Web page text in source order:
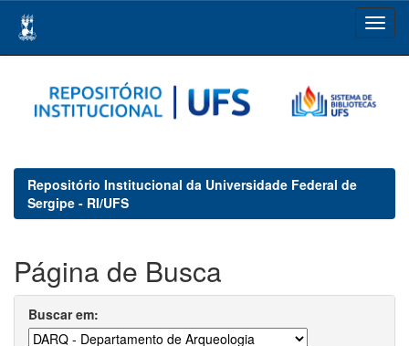
navigation
Repositório Institucional da Universidade Federal de
Sergipe - RI/UFS
Página de Busca
Buscar em: